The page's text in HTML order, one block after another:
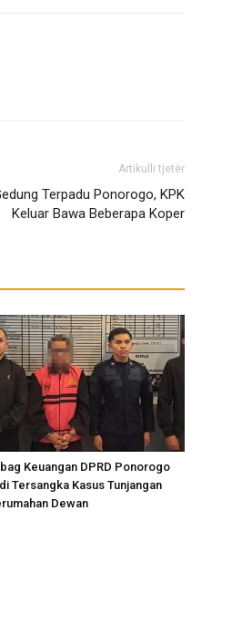
Artikulli tjetër
Terpadu Ponorogo, KPK
Keluar Bawa Beberapa Koper
Keuangan DPRD Ponorogo
Tersangka Kasus Tunjangan
Dewan